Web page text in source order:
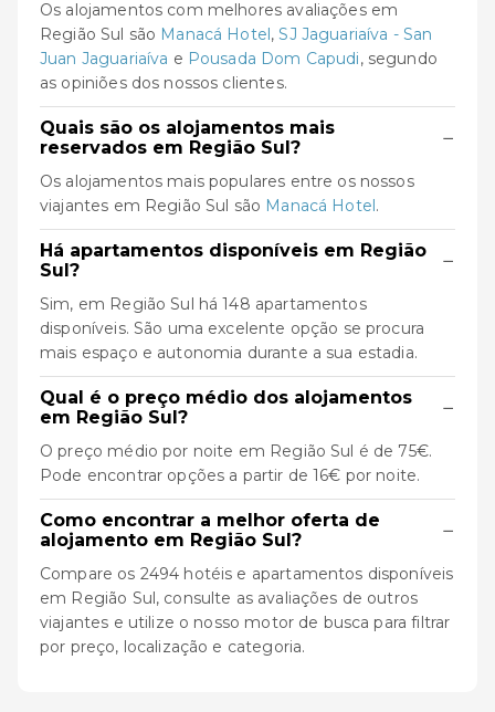
Os alojamentos com melhores avaliações em
Região Sul são Manacá Hotel,SJ Jaguariaíva - San
Juan Jaguariaíva e Pousada Dom Capudi, segundo
as opiniões dos nossos clientes.
Quais são os alojamentos mais
reservados em Região Sul?
−
Os alojamentos mais populares entre os nossos
viajantes em Região Sul são Manacá Hotel.
Há apartamentos disponíveis em Região
Sul?
−
Sim, em Região Sul há 148 apartamentos
disponíveis. São uma excelente opção se procura
mais espaço e autonomia durante a sua estadia.
Qual é o preço médio dos alojamentos
em Região Sul?
−
O preço médio por noite em Região Sul é de 75€.
Pode encontrar opções a partir de 16€ por noite.
Como encontrar a melhor oferta de
alojamento em Região Sul?
−
Compare os 2494 hotéis e apartamentos disponíveis
em Região Sul, consulte as avaliações de outros
viajantes e utilize o nosso motor de busca para filtrar
por preço, localização e categoria.